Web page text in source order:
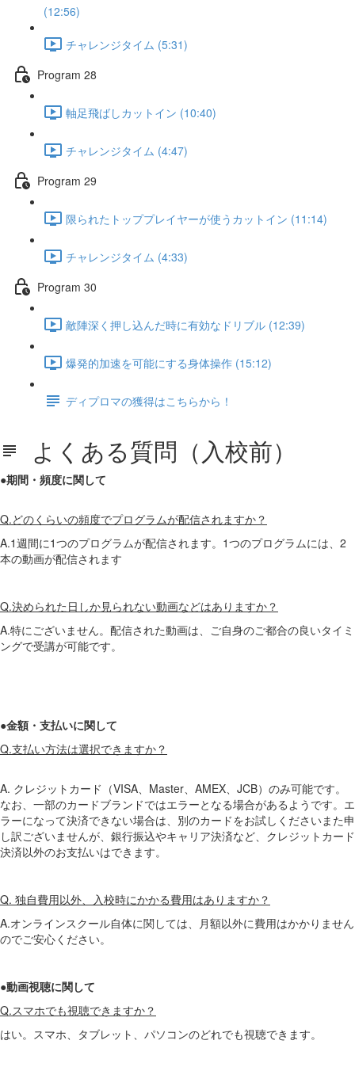
(12:56)
チャレンジタイム (5:31)
Program 28
軸足飛ばしカットイン (10:40)
チャレンジタイム (4:47)
Program 29
限られたトッププレイヤーが使うカットイン (11:14)
チャレンジタイム (4:33)
Program 30
敵陣深く押し込んだ時に有効なドリブル (12:39)
爆発的加速を可能にする身体操作 (15:12)
ディプロマの獲得はこちらから！
よくある質問（入校前）
●期間・頻度に関して
Q.どのくらいの頻度でプログラムが配信されますか？
A.1週間に1つのプログラムが配信されます。1つのプログラムには、2
本の動画が配信されます
Q.決められた日しか見られない動画などはありますか？
A.特にございません。配信された動画は、ご自身のご都合の良いタイミ
ングで受講が可能です。
●金額・支払いに関して
Q.支払い方法は選択できますか？
A. ク​​レジットカード（VISA、Master、AMEX、JCB）のみ可能です。
なお、一部のカードブランドではエラーとなる場合があるようです。エ
ラーになって決済できない場合は、別のカードをお試しくださいまた申
し訳ございませんが、銀行振込やキャリア決済など、クレジットカード
決済以外のお支払いはできます。
Q. 独自費用以外、入校時にかかる費用はありますか？
A.オンラインスクール自体に関しては、月額以外に費用はかかりません
のでご安心ください。
●動画視聴に関して
Q.スマホでも視聴できますか？
はい。スマホ、タブレット、パソコンのどれでも視聴できます。